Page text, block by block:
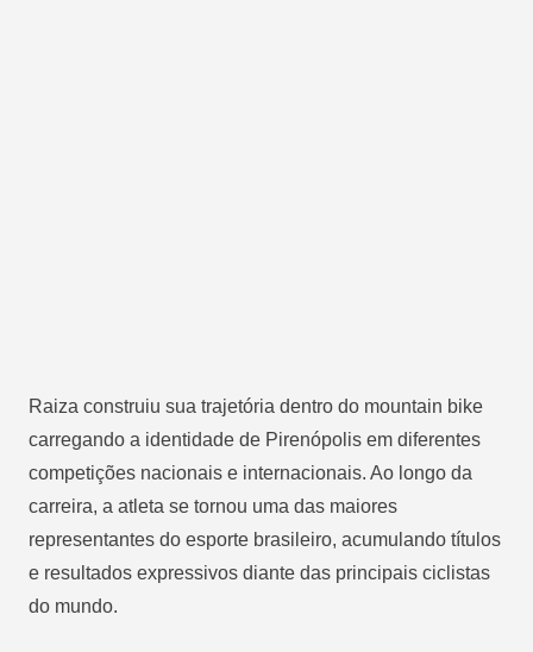
Raiza construiu sua trajetória dentro do mountain bike
carregando a identidade de Pirenópolis em diferentes
competições nacionais e internacionais. Ao longo da
carreira, a atleta se tornou uma das maiores
representantes do esporte brasileiro, acumulando títulos
e resultados expressivos diante das principais ciclistas
do mundo.